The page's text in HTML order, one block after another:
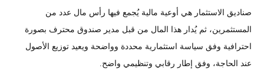
صناديق الاستثمار هي أوعية مالية يُجمع فيها رأس مال عدد من
المستثمرين، ثم يُدار هذا المال من قبل مدير صندوق محترف بصورة
احترافية وفق سياسة استثمارية محددة وواضحة ويعيد توزيع الأصول
عند الحاجة، وفق إطار رقابي وتنظيمي واضح.